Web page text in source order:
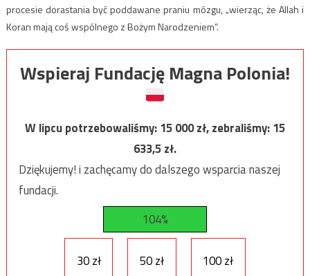
procesie dorastania być poddawane praniu mózgu, „wierząc, że Allah i
Koran mają coś wspólnego z Bożym Narodzeniem”.
Wspieraj Fundację Magna Polonia!
W lipcu potrzebowaliśmy:15 000zł, zebraliśmy:15
633,5zł.
Dziękujemy! i zachęcamy do dalszego wsparcia naszej
fundacji.
104%
30 zł 50 zł 100 zł